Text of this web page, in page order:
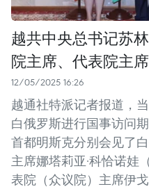
越共中央总书记苏
院主席、代表院主
12/05/2025 16:26
越通社特派记者报道，
白俄罗斯进行国事访问
首都明斯克分别会见了
主席娜塔莉亚·科恰诺娃
表院（众议院）主席伊